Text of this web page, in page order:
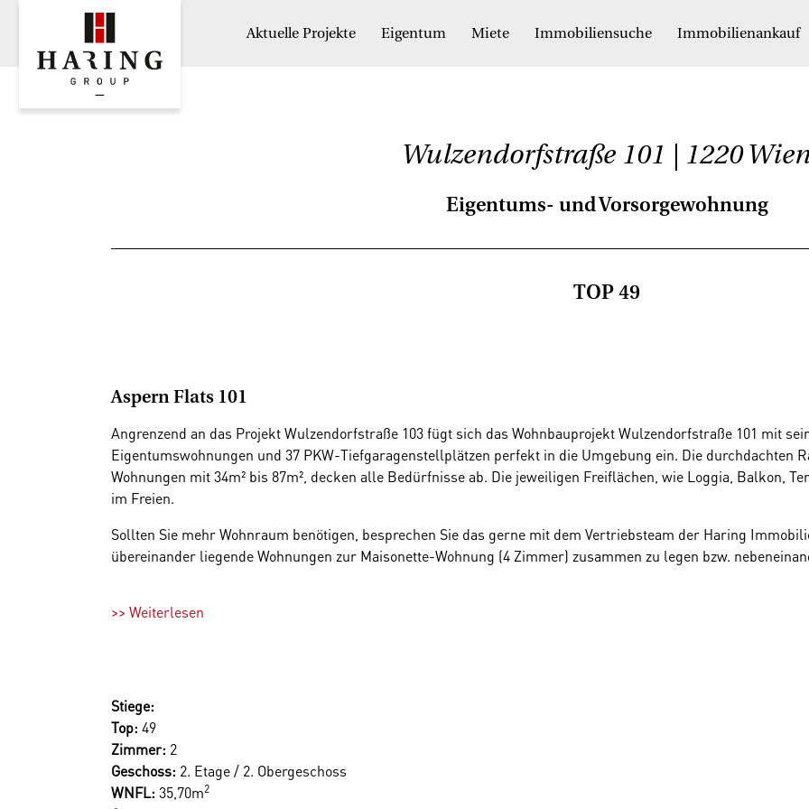
Aktuelle Projekte Eigentum Miete Immobiliensuche Immobilienankauf
Wulzendorfstraße 101 | 1220
Eigentums- und Vorsorgewohnung
TOP 49
Aspern Flats 101
Angrenzend an das Projekt Wulzendorfstraße 103 fügt sich das Wohnbauprojekt Wulzendorfstraße 101 mit
Eigentumswohnungen und 37 PKW-Tiefgaragenstellplätzen perfekt in die Umgebung ein. Die durchdachten
Wohnungen mit 34m² bis 87m², decken alle Bedürfnisse ab. Die jeweiligen Freiflächen, wie Loggia, Balkon,
im Freien.
Sollten Sie mehr Wohnraum benötigen, besprechen Sie das gerne mit dem Vertriebsteam der Haring
übereinander liegende Wohnungen zur Maisonette-Wohnung (4 Zimmer) zusammen zu legen bzw.
Strom- und Wasseranschluss ausgeführt.
Bildungs- und Freizeitmöglichkeiten sind in wenigen Minuten erreichbar.
Alle Wohnungen werden schlüsselfertig übergeben, d.h. alle Sanitäranlagen, Fliesen und Parkettböden sind
mittels Fußbodenheizung, die Wärmeversorgung über eine energieschonende Luft-Wasser-Wärmepumpe.
entnehmen Sie gerne der Leistungsbeschreibung im Booklet.
>> Weiterlesen
Stiege:
Top: 49
Zimmer: 2
Geschoss: 2. Etage / 2. Obergeschoss
WNFL: 35,70m2